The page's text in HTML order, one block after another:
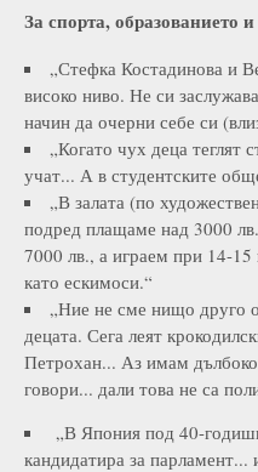
За спорта, образованието
„Стефка Костадинова и
високо ниво. Не си
начин да очерни себе си
„Когато чух деца теглят
учат... А в студентските
„В залата (по
подред плащаме над 3000
7000 лв., а играем при 14-15
като ескимоси.“
„Ние не сме нищо друго
децата. Сега леят
Петрохан... Аз имам
говори... дали това не са
„В Япония под 40-
кандидатира за